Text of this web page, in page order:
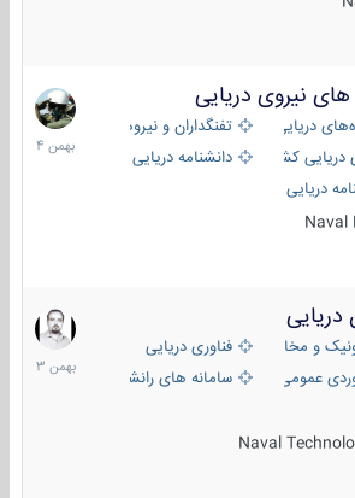
نیروی دریایی
دریایی
تفنگداران و نیروهای ویژه‌ی دریایی
کشورهای مختلفدانشنامه دریایی
دریایی کپی
22
بهمن
1404
و مخابرات دریاییفناوری دریایی
عمومی
سامانه های رانشی دریایی
Naval
6
بهمن
1403